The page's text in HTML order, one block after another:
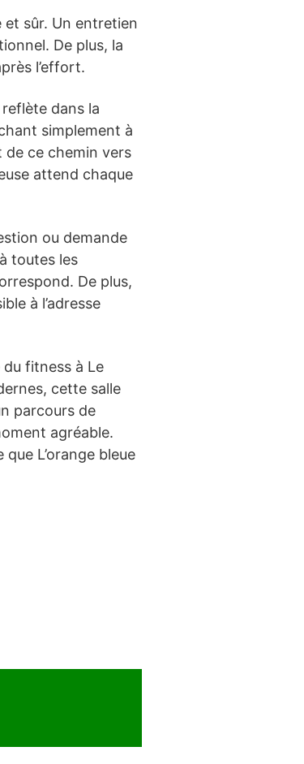
et sûr. Un entretien
De plus, la
l’effort.
dans la
simplement à
ce chemin vers
attend chaque
ou demande
toutes les
De plus,
à l’adresse
du fitness à Le
cette salle
parcours de
agréable.
L’orange bleue